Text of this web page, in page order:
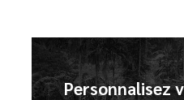
Personnalisez